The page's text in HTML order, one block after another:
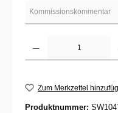
Zum Merkzettel
Produktnummer: